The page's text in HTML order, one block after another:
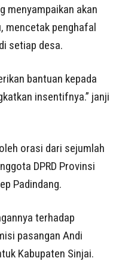
menyampaikan akan
mencetak penghafal
setiap desa.
bantuan kepada
insentifnya.” janji
orasi dari sejumlah
DPRD Provinsi
Padindang.
terhadap
pasangan Andi
Kabupaten Sinjai.